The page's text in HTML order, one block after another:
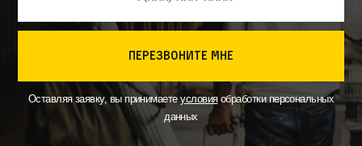
перезвоните мне
Оставляя заявку, вы принимаетеусловияобработки персональных
данных